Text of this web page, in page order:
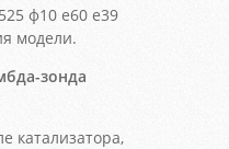
ф10 е60 е39
модели.
зонда
катализатора,